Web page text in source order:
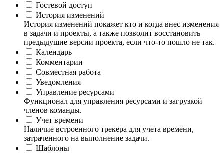
Гостевой доступ
История изменений
История изменений покажет кто и когда внес изменения
в задачи и проекты, а также позволит восстановить
предыдущие версии проекта, если что-то пошло не так.
Календарь
Комментарии
Совместная работа
Уведомления
Управление ресурсами
Функционал для управления ресурсами и загрузкой
членов команды.
Учет времени
Наличие встроенного трекера для учета времени,
затраченного на выполнение задачи.
Шаблоны